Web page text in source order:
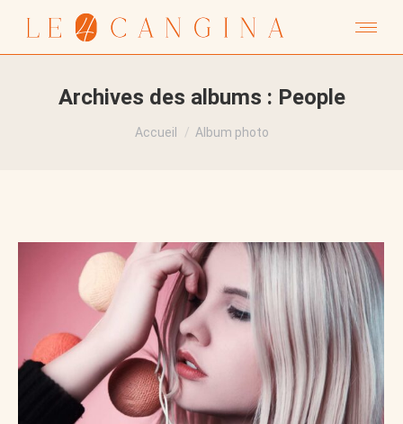
Archives des albums : People
Vous êtes ici :
Accueil Album photo